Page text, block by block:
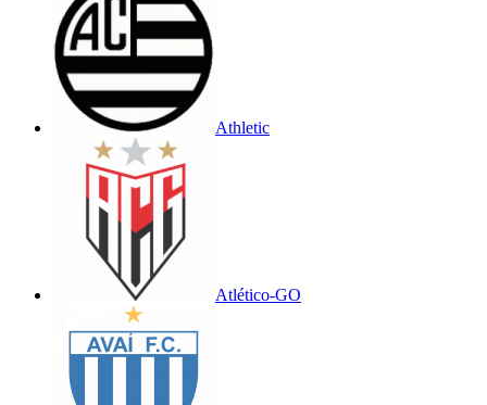
Athletic
Atlético-GO